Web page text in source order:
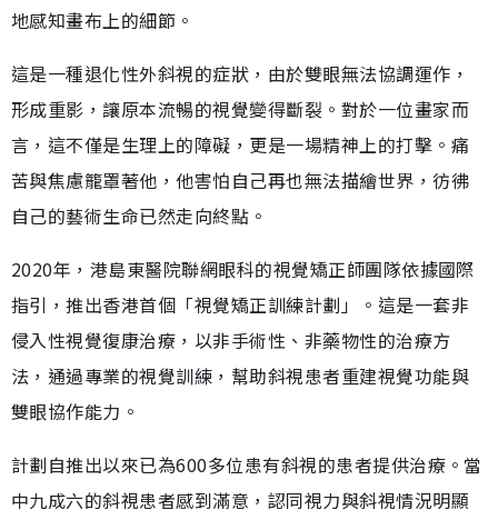
地感知畫布上的細節。
這是一種退化性外斜視的症狀，由於雙眼無法協調運作，
形成重影，讓原本流暢的視覺變得斷裂。對於一位畫家而
言，這不僅是生理上的障礙，更是一場精神上的打擊。痛
苦與焦慮籠罩著他，他害怕自己再也無法描繪世界，彷彿
自己的藝術生命已然走向終點。
2020年，港島東醫院聯網眼科的視覺矯正師團隊依據國際
指引，推出香港首個「視覺矯正訓練計劃」。這是一套非
侵入性視覺復康治療，以非手術性、非藥物性的治療方
法，通過專業的視覺訓練，幫助斜視患者重建視覺功能與
雙眼協作能力。
計劃自推出以來已為600多位患有斜視的患者提供治療。當
中九成六的斜視患者感到滿意，認同視力與斜視情況明顯